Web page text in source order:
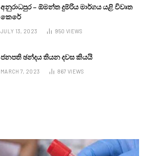
අනුරාධපුර – ඕමන්ත දුම්රිය මාර්ගය යළි විවෘත
කෙරේ
JULY 13, 2023 950 VIEWS
ජනපති ඡන්දය තියන දවස කියයි
MARCH 7, 2023 867 VIEWS